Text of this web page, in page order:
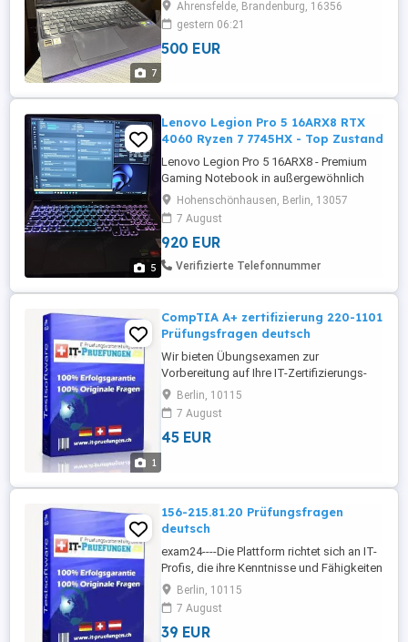
7
Ahrensfelde, Brandenburg, 16356
gestern 06:21
500 EUR
5
Lenovo Legion Pro 5 16ARX8 RTX
4060 Ryzen 7 7745HX - Top Zustand
Lenovo Legion Pro 5 16ARX8 - Premium
Gaming Notebook in außergewöhnlich
gutem Zustand FLEXIBLE SOFORT
ÜBERGABE IN BERLIN MÖGLICH - AUCH
ABENDS, NACHTS ODER FRÜH
MORGENS NACH ABSPRACHE! Das Gerät
ist vollständig zurückgesetzt, voll geladen
Testen vor Ort ausdrücklich ...
Hohenschönhausen, Berlin, 13057
7 August
920 EUR
Verifizierte Telefonnummer
1
CompTIA A+ zertifizierung 220-1101
Prüfungsfragen deutsch
Wir bieten Übungsexamen zur
Vorbereitung auf Ihre IT-Zertifizierungs-
prüfung. Die Prüfungsfragen zur
Prüfungsvorbereitung auf CompTIA A+
Prüfung 220-1101 Prüfungsunterlagen
(deutche Verion und englische Version)
itpruefungfragen---CompTIA ...
Berlin, 10115
7 August
45 EUR
156-215.81.20 Prüfungsfragen
deutsch
exam24----Die Plattform richtet sich an IT-
Profis, die ihre Kenntnisse und Fähigkeiten
in ihrem Berufsfeld verbessern und ihre
Karriere vorantreiben möchten. Die
Website ist in deutscher Sprache
verfügbar und bietet eine
Berlin, 10115
7 August
39 EUR